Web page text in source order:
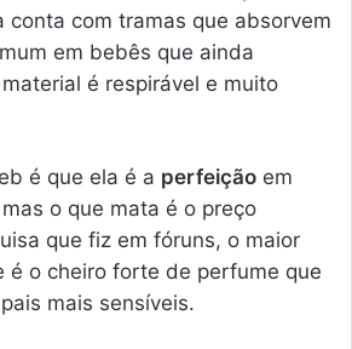
conta com tramas que absorvem
em bebês que ainda
é respirável e muito
é que ela é a perfeição em
o que mata é o preço
que fiz em fóruns, o maior
é o cheiro forte de perfume que
mais sensíveis.